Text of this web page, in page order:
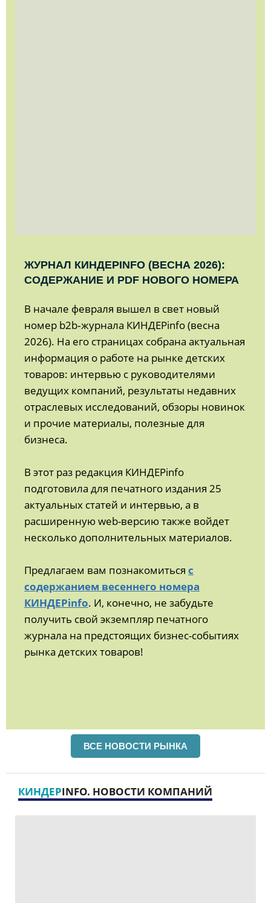
ЖУРНАЛ КИНДЕРINFO (ВЕСНА 2026):
СОДЕРЖАНИЕ И PDF НОВОГО НОМЕРА
В начале февраля вышел в свет новый
номер b2b‑журнала КИНДЕРinfo (весна
2026). На его страницах собрана актуальная
информация о работе на рынке детских
товаров: интервью с руководителями
ведущих компаний, результаты недавних
отраслевых исследований, обзоры новинок
и прочие материалы, полезные для
бизнеса.
В этот раз редакция КИНДЕРinfo
подготовила для печатного издания 25
актуальных статей и интервью, а в
расширенную web-версию также войдет
несколько дополнительных материалов.
Предлагаем вам познакомиться с
содержанием весеннего номера
КИНДЕРinfo. И, конечно, не забудьте
получить свой экземпляр печатного
журнала на предстоящих бизнес-событиях
рынка детских товаров!
ВСЕ НОВОСТИ РЫНКА
КИНДЕРINFO. НОВОСТИ КОМПАНИЙ